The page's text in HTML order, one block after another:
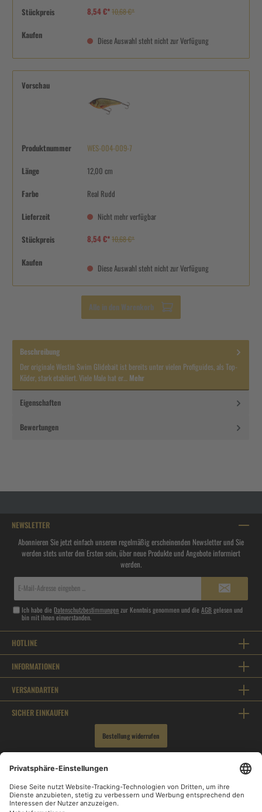
Stückpreis 8,54 €*10,68 €*
Kaufen
Diese Auswahl steht nicht zur Verfügung
Vorschau
Produktnummer WES-004-009-7
Länge 12,00 cm
Farbe Real Rudd
Lieferzeit Nicht mehr verfügbar
Stückpreis 8,54 €*10,68 €*
Kaufen
Diese Auswahl steht nicht zur Verfügung
Alle in den Warenkorb
Beschreibung
Der originale Westin Swim Glidebait ist bereits unter vielen Profiguides, als Top-
Köder, stark etabliert. Viele Male hat er… Mehr
Eigenschaften
Bewertungen
NEWSLETTER
Abonnieren Sie jetzt einfach unseren regelmäßig erscheinenden Newsletter und Sie
werden stets unter den Ersten sein, über neue Produkte und Angebote informiert
werden.
Ich habe die Datenschutzbestimmungenzur Kenntnis genommen und dieAGBgelesen und
bin mit ihnen einverstanden.
HOTLINE
INFORMATIONEN
VERSANDARTEN
SICHER EINKAUFEN
Bestellung widerrufen